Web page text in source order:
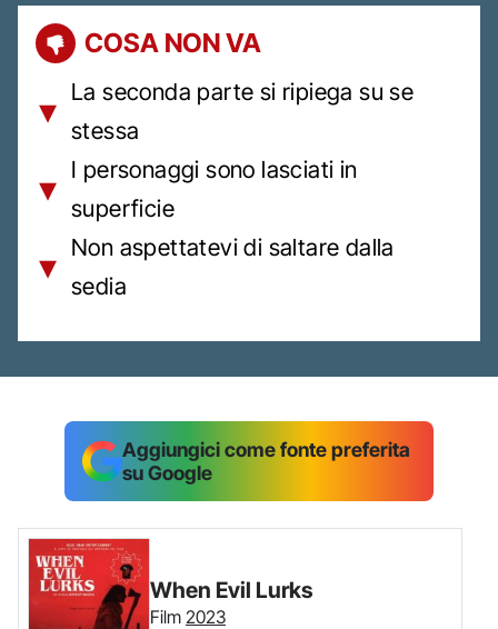
COSA NON VA
La seconda parte si ripiega su se
stessa
I personaggi sono lasciati in
superficie
Non aspettatevi di saltare dalla
sedia
Aggiungici come fonte preferita
su Google
When Evil Lurks
Film 2023